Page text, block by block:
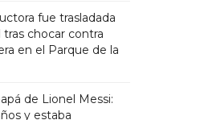
fue trasladada
tras chocar contra
en el Parque de la
de Lionel Messi:
y estaba